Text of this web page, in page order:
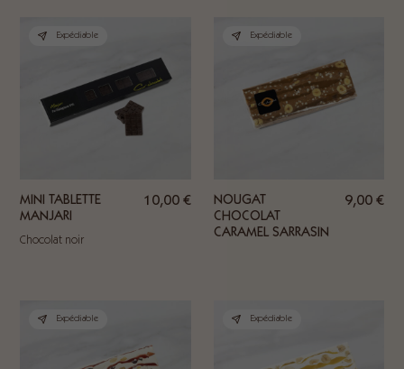
Expédiable
MINI TABLETTE
MANJARI
10,00 €
Chocolat noir
Expédiable
NOUGAT
CHOCOLAT
CARAMEL SARRASIN
9,00 €
Expédiable Expédiable